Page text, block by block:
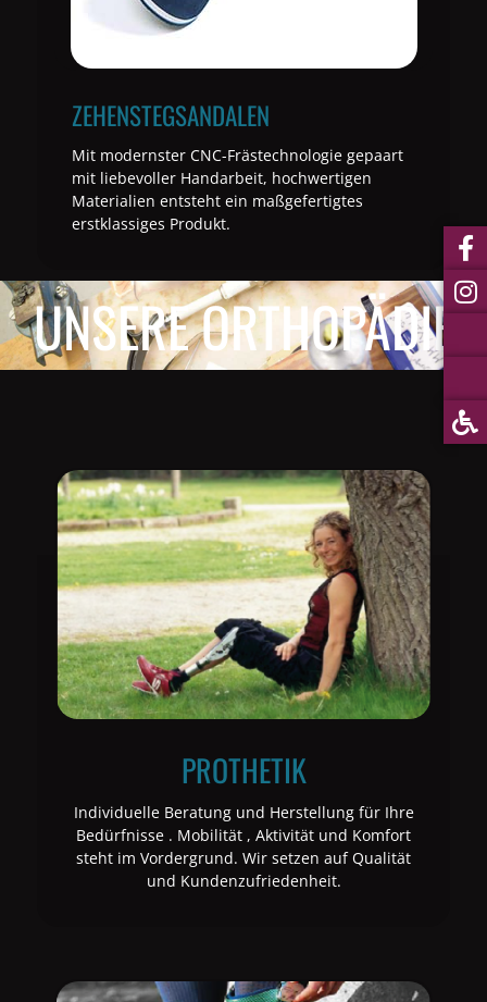
ZEHENSTEGSANDALEN
Mit modernster CNC-Frästechnologie gepaart
mit liebevoller Handarbeit, hochwertigen
Materialien entsteht ein maßgefertigtes
erstklassiges Produkt.
UNSERE ORTHOPÄDIE
PROTHETIK
Individuelle Beratung und Herstellung für Ihre
Bedürfnisse . Mobilität , Aktivität und Komfort
steht im Vordergrund. Wir setzen auf Qualität
und Kundenzufriedenheit.